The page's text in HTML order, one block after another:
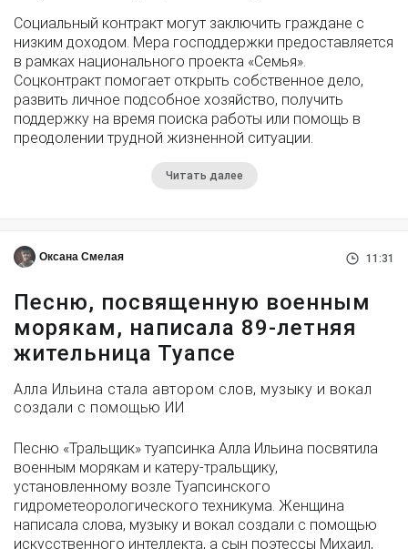
Социальный контракт могут заключить граждане с
низким доходом. Мера господдержки предоставляется
в рамках национального проекта «Семья».
Соцконтракт помогает открыть собственное дело,
развить личное подсобное хозяйство, получить
поддержку на время поиска работы или помощь в
преодолении трудной жизненной ситуации.
Читать далее
Оксана Смелая 11:31
Песню, посвященную военным
морякам, написала 89-летняя
жительница Туапсе
Алла Ильина стала автором слов, музыку и вокал
создали с помощью ИИ
Песню «Тральщик» туапсинка Алла Ильина посвятила
военным морякам и катеру-тральщику,
установленному возле Туапсинского
гидрометеорологического техникума. Женщина
написала слова, музыку и вокал создали с помощью
искусственного интеллекта, а сын поэтессы Михаил,